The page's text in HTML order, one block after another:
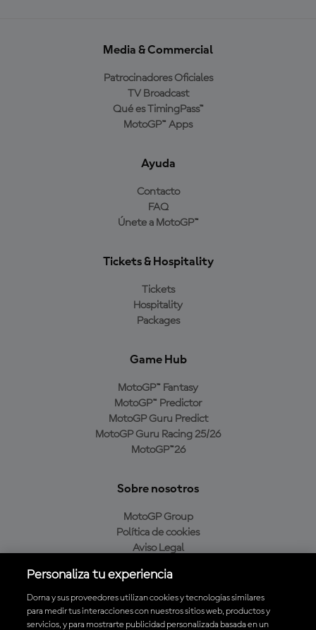
Media & Commercial
Patrocinadores Oficiales
TV Broadcast
Qué es TimingPass™
MotoGP™ Apps
Ayuda
Contacto
FAQ
Únete a MotoGP™
Tickets & Hospitality
Tickets
Hospitality
Packages
Game Hub
MotoGP™ Fantasy
MotoGP™ Predictor
MotoGP Guru Predict
MotoGP Guru Racing 25/26
MotoGP™26
Sobre nosotros
MotoGP Group
Política de cookies
Aviso Legal
Política de compra
Personaliza tu experiencia
Dorna y sus proveedores utilizan cookies y tecnologías similares
para medir tus interacciones con nuestros sitios web, productos y
servicios, y para mostrarte publicidad personalizada basada en un